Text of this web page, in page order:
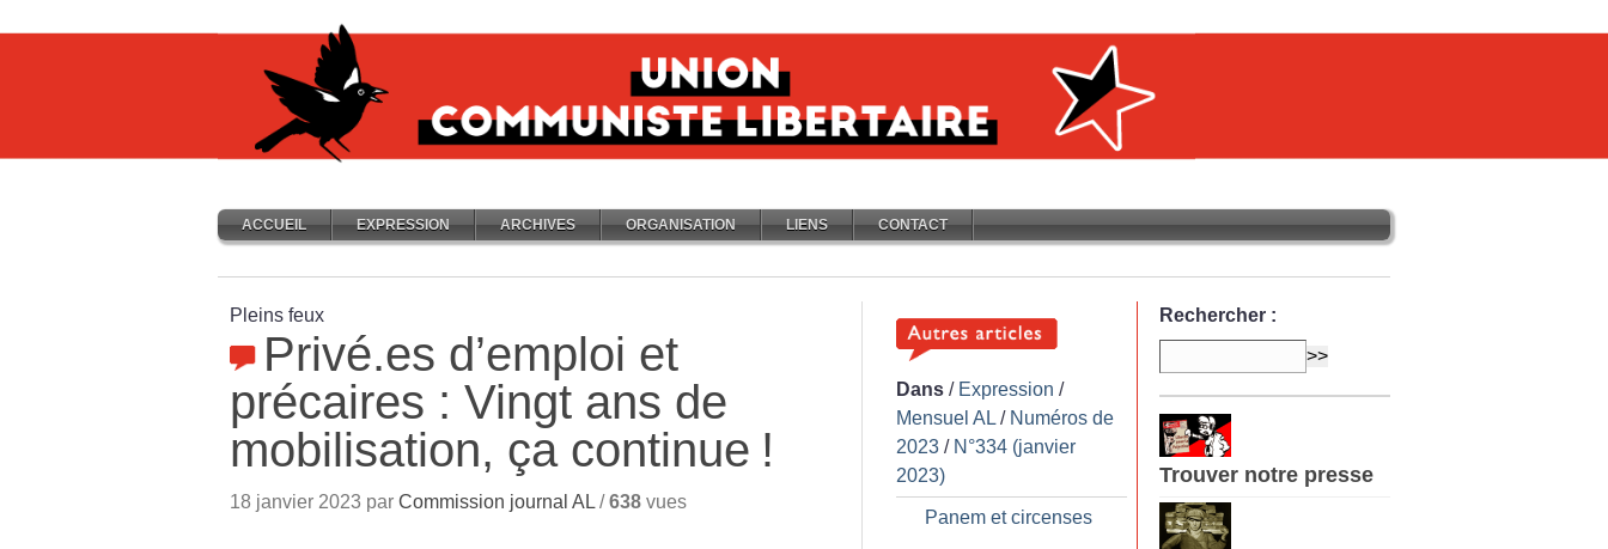
ACCUEIL EXPRESSION ARCHIVES ORGANISATION LIENS CONTACT
Pleins feux
Privé.es d’emploi et
précaires : Vingt ans de
mobilisation, ça continue !
18 janvier 2023 par Commission journal AL /638 vues
Dans / Expression /
Mensuel AL / Numéros de
2023 / N°334 (janvier
2023)
Panem et circenses
Rechercher :
Trouver notre presse